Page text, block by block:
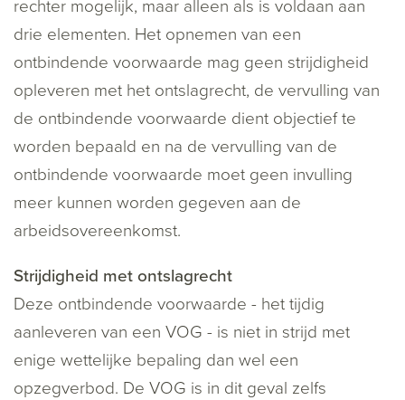
rechter mogelijk, maar alleen als is voldaan aan
drie elementen. Het opnemen van een
ontbindende voorwaarde mag geen strijdigheid
opleveren met het ontslagrecht, de vervulling van
de ontbindende voorwaarde dient objectief te
worden bepaald en na de vervulling van de
ontbindende voorwaarde moet geen invulling
meer kunnen worden gegeven aan de
arbeidsovereenkomst.
Strijdigheid met ontslagrecht
Deze ontbindende voorwaarde - het tijdig
aanleveren van een VOG - is niet in strijd met
enige wettelijke bepaling dan wel een
opzegverbod. De VOG is in dit geval zelfs